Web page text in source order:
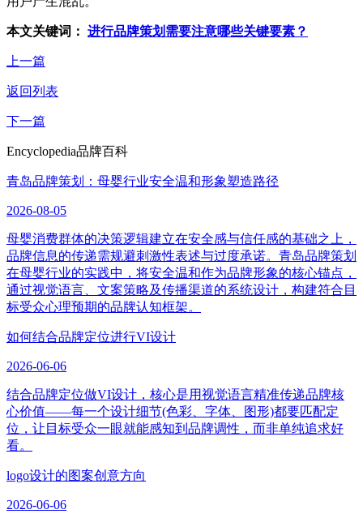
本文关键词： 进行品牌策划需要注意哪些关键要素？
上一篇
返回列表
下一篇
Encyclopedia品牌百科
青岛品牌策划：母婴行业安全温和形象塑造路径
2026-08-05
母婴消费群体的决策逻辑建立在安全感与信任感的基础之上，
品牌信息的传递需规避刺激性表述与过度承诺。青岛品牌策划
在母婴行业的实践中，将安全温和作为品牌形象的核心锚点，
通过视觉语言、文案策略及传播渠道的系统设计，构建符合目
标受众心理预期的品牌认知框架。
如何结合品牌定位进行VI设计
2026-06-06
结合品牌定位做VI设计，核心是用视觉语言精准传递品牌核
心价值——每一个设计细节(色彩、字体、图形)都要匹配定
位，让目标受众一眼就能感知到品牌调性，而非单纯追求好
看。
logo设计的图案创意方向
2026-06-06